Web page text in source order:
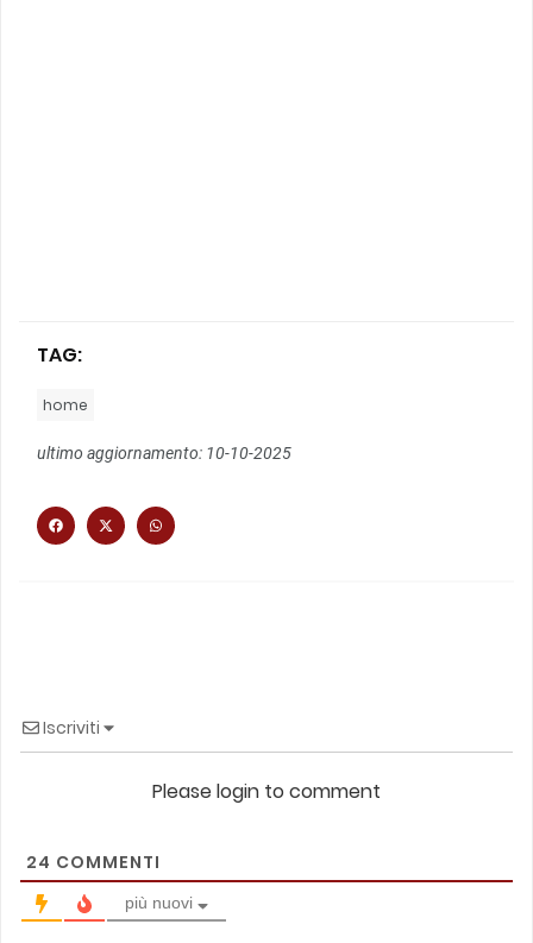
TAG:
home
ultimo aggiornamento: 10-10-2025
Iscriviti
Please login to comment
24 COMMENTI
più nuovi